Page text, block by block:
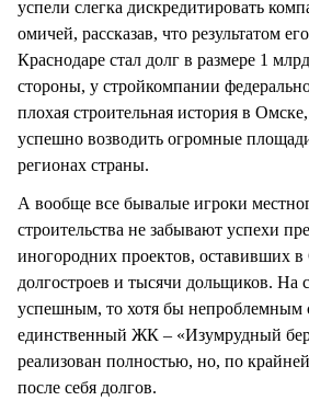
успели слегка дискредитировать
омичей, рассказав, что результатом
Краснодаре стал долг в размере 1
стороны, у стройкомпании
плохая строительная история в
успешно возводить огромные
регионах страны.
А вообще все бывалые игроки
строительства не забывают успехи
иногородних проектов, оставивших в
долгостроев и тысячи дольщиков. На
успешным, то хотя бы непроблемным
единственный ЖК – «Изумрудный
реализован полностью, но, по
после себя долгов.